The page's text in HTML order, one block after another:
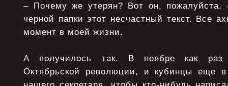
– Почему же утерян? Вот он,
черной папки этот несчастный текст. Все
момент в моей жизни.
А получилось так. В ноябре как раз
Октябрьской революции, и кубинцы еще в